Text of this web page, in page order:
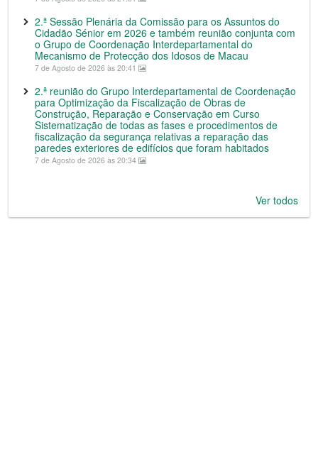
2.ª Sessão Plenária da Comissão para os Assuntos do
Cidadão Sénior em 2026 e também reunião conjunta com
o Grupo de Coordenação Interdepartamental do
Mecanismo de Protecção dos Idosos de Macau
7 de Agosto de 2026 às 20:41
2.ª reunião do Grupo Interdepartamental de Coordenação
para Optimização da Fiscalização de Obras de
Construção, Reparação e Conservação em Curso
Sistematização de todas as fases e procedimentos de
fiscalização da segurança relativas a reparação das
paredes exteriores de edifícios que foram habitados
7 de Agosto de 2026 às 20:34
Ver todos